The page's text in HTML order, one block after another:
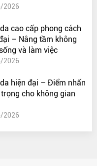
2026
cao cấp phong cách
– Nâng tầm không
và làm việc
2026
hiện đại – Điểm nhấn
cho không gian
2026